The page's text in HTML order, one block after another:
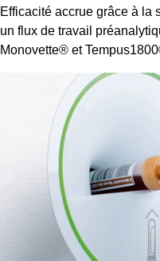
Efficacité accrue grâce à la
un flux de travail
Monovette® et